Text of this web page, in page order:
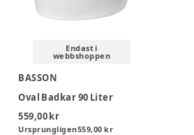
Endast i
webbshoppen
BASSON
Oval Badkar 90 Liter
559,00 kr
Ursprungligen559,00 kr